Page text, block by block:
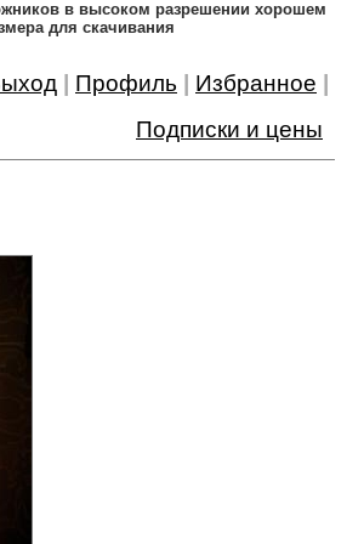
в высоком разрешении хорошем
для скачивания
Профиль Избранное
Подписки и цены